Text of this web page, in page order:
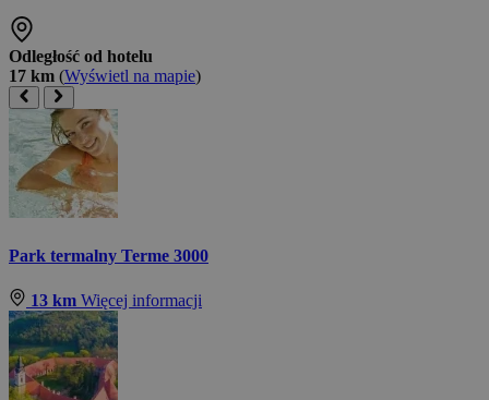
Odległość od hotelu
17 km (Wyświetl na mapie)
Park termalny Terme 3000
13 km Więcej informacji